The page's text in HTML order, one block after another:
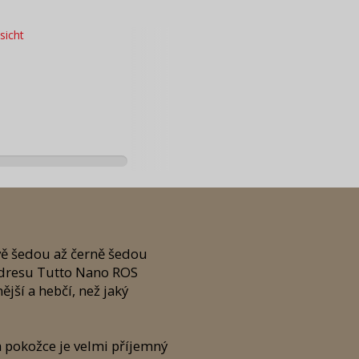
šedou až černě šedou
Tutto Nano ROS
a hebčí, než jaký
je velmi příjemný